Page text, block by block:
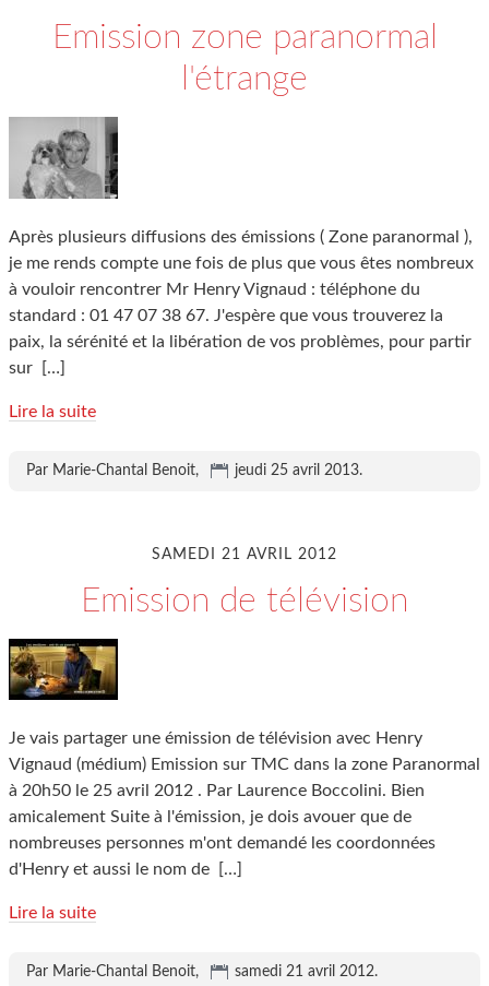
Emission zone paranormal
l'étrange
Après plusieurs diffusions des émissions ( Zone paranormal ),
je me rends compte une fois de plus que vous êtes nombreux
à vouloir rencontrer Mr Henry Vignaud : téléphone du
standard : 01 47 07 38 67. J'espère que vous trouverez la
paix, la sérénité et la libération de vos problèmes, pour partir
sur
[…]
Lire la suite
Par Marie-Chantal Benoit, jeudi 25 avril 2013.
SAMEDI 21 AVRIL 2012
Emission de télévision
Je vais partager une émission de télévision avec Henry
Vignaud (médium) Emission sur TMC dans la zone Paranormal
à 20h50 le 25 avril 2012 . Par Laurence Boccolini. Bien
amicalement Suite à l'émission, je dois avouer que de
nombreuses personnes m'ont demandé les coordonnées
d'Henry et aussi le nom de
[…]
Lire la suite
Par Marie-Chantal Benoit, samedi 21 avril 2012.